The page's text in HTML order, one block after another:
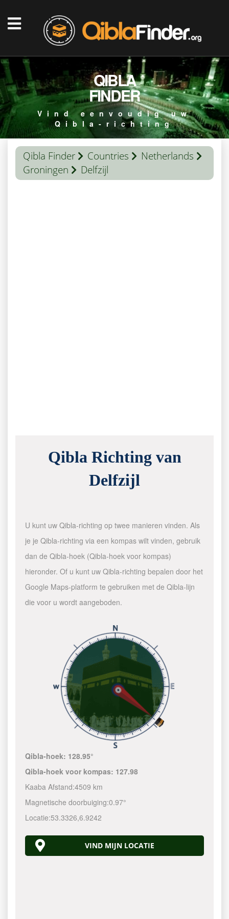
QIBLA
FINDER
Vind eenvoudig uw
Qibla-richting
Qibla Finder Countries
Netherlands
Groningen
Delfzijl
Qibla Richting van
Delfzijl
U kunt uw Qibla-richting op twee manieren vinden. Als
je je Qibla-richting via een kompas wilt vinden, gebruik
dan de Qibla-hoek (Qibla-hoek voor kompas)
hieronder. Of u kunt uw Qibla-richting bepalen door het
Google Maps-platform te gebruiken met de Qibla-lijn
die voor u wordt aangeboden.
Qibla-hoek: 128.95°
Qibla-hoek voor kompas: 127.98
Kaaba Afstand:4509 km
Magnetische doorbuiging:0.97°
Locatie:53.3326,6.9242
VIND MIJN LOCATIE